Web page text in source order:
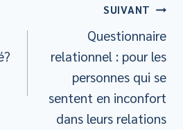
SUIVANT
Questionnaire
relationnel : pour les
personnes qui se
sentent en inconfort
dans leurs relations